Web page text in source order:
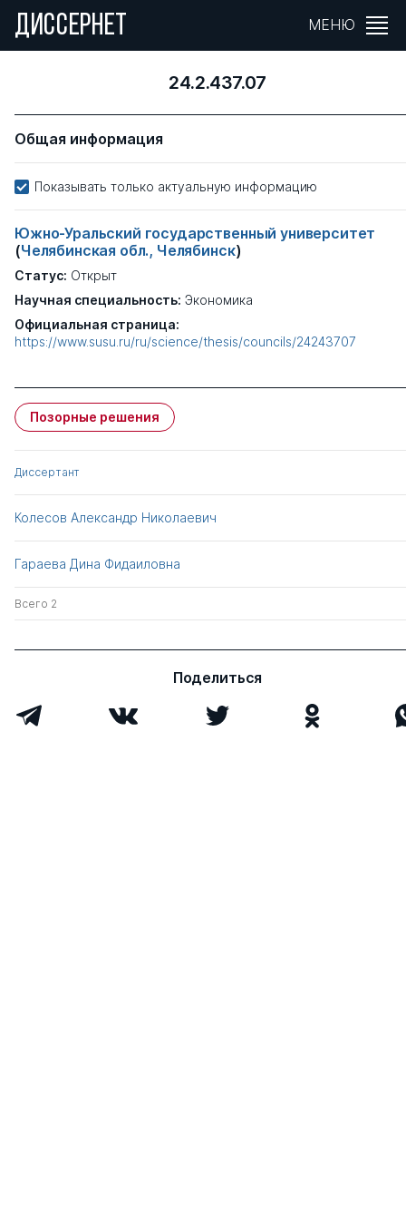
ДИССЕРНЕТ МЕНЮ
24.2.437.07
Общая информация
Показывать только актуальную информацию
Южно-Уральский государственный университет
(Челябинская обл., Челябинск)
Статус: Открыт
Научная специальность: Экономика
Официальная страница:
https://www.susu.ru/ru/science/thesis/councils/24243707
Позорные решения
Диссертант
Колесов Александр Николаевич
Гараева Дина Фидаиловна
Всего 2
Поделиться